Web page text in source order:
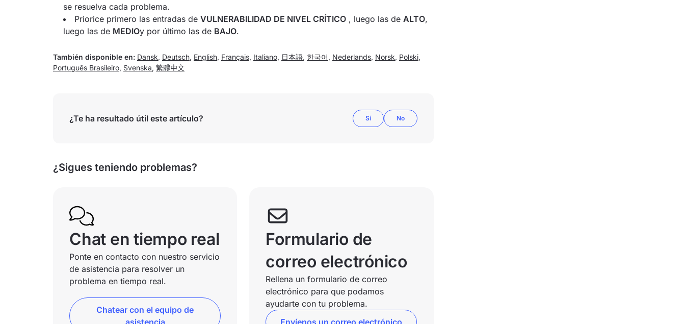
se resuelva cada problema.
Priorice primero las entradas de VULNERABILIDAD DE NIVEL CRÍTICO , luego las de ALTO,
luego las de MEDIOy por último las de BAJO.
También disponible en: Dansk, Deutsch, English, Français, Italiano, 日本語, 한국어 , Nederlands, Norsk, Polski,
Português Brasileiro, Svenska, 繁體中文
¿Te ha resultado útil este artículo? Sí No
¿Sigues teniendo problemas?
Chat en tiempo real
Ponte en contacto con nuestro servicio
de asistencia para resolver un
problema en tiempo real.
Chatear con el equipo de
asistencia
Formulario de
correo electrónico
Rellena un formulario de correo
electrónico para que podamos
ayudarte con tu problema.
Envíenos un correo electrónico